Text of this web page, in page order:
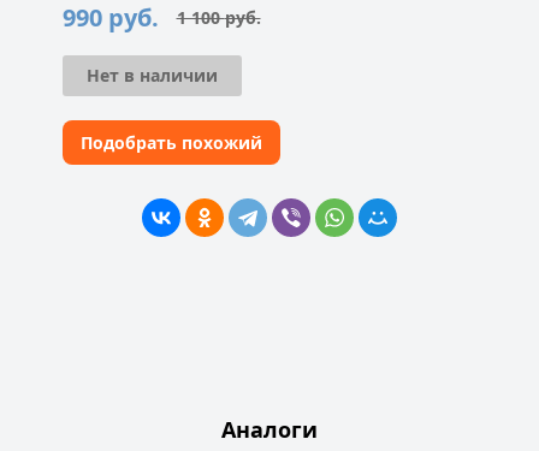
1 100руб.
Первоначальная
составляла
100 руб..
990 руб.
Текущая
990 руб..
Нет в наличии
Подобрать похожий
Аналоги